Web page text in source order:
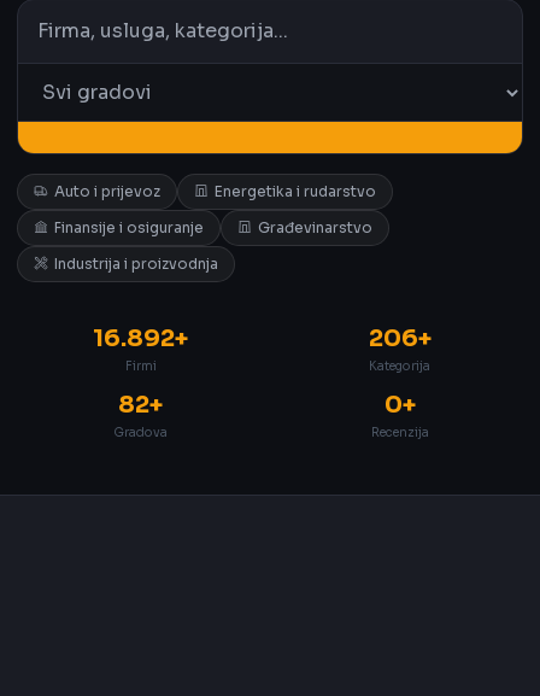
Auto i prijevoz
Energetika i rudarstvo
Finansije i osiguranje
Građevinarstvo
Industrija i proizvodnja
16.892+
Firmi
206+
Kategorija
82+
Gradova
0+
Recenzija